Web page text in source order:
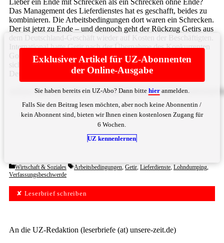
Lieber ein Ende mit Schrecken als ein Schrecken ohne Ende?
Das Management des Lieferdienstes hat es geschafft, beides zu
kombinieren. Die Arbeitsbedingungen dort waren ein Schrecken.
Der ist jetzt zu Ende – und dennoch geht der Rückzug Getirs aus
dem Deutschland-Geschäft wieder auf Kosten der Beschäftigten.
International hatte Getir nach der Übernahme des Konkurrenten
Gorillas Ende 2022 bereits 2.500 Stellen gestrichen. Getir zog
sich damals aus einigen Märkten Europas und 17 Städten
Deutschlands ... Bittehieranmelden
Exklusiver Artikel für UZ-Abonnenten
der Online-Ausgabe
Sie haben bereits ein UZ-Abo? Dann bitte hieranmelden.
Falls Sie den Beitrag lesen möchten, aber noch keine Abonnentin /
kein Abonnent sind, bieten wir Ihnen einen kostenlosen Zugang für
6 Wochen.
UZ kennenlernen
Categories
Wirtschaft & Soziales Tags
Arbeitsbedingungen, Getir, Lieferdienste, Lohndumping,
Verfassungsbeschwerde
✘ Leserbrief schreiben
An die UZ-Redaktion (leserbriefe (at) unsere-zeit.de)